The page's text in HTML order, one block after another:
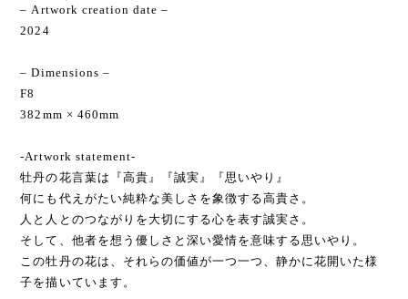
– Artwork creation date –
2024
– Dimensions –
F8
382mm × 460mm
-Artwork statement-
牡丹の花言葉は『高貴』『誠実』『思いやり』
何にも代えがたい純粋な美しさを象徴する高貴さ。
人と人とのつながりを大切にする心を表す誠実さ。
そして、他者を想う優しさと深い愛情を意味する思いやり。
この牡丹の花は、それらの価値が一つ一つ、静かに花開いた様
子を描いています。